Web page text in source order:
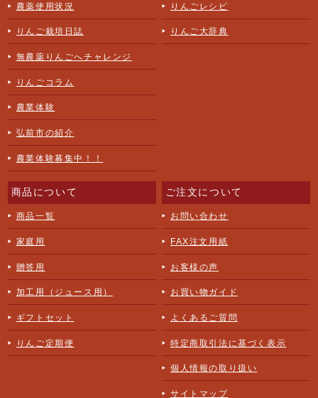
農薬使用状況
りんご栽培日誌
無農薬りんごへチャレンジ
りんごコラム
農業体験
弘前市の紹介
農業体験募集中！！
りんごレシピ
りんご大辞典
商品について
商品一覧
家庭用
贈答用
加工用（ジュース用）
ギフトセット
りんご定期便
ご注文について
お問い合わせ
FAX注文用紙
お客様の声
お買い物ガイド
よくあるご質問
特定商取引法に基づく表示
個人情報の取り扱い
サイトマップ